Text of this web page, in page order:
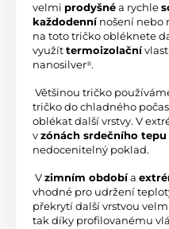
velmi prodyšné a rychle
každodenní nošení nebo
na toto tričko obléknete
využít termoizolační
nanosilver®.
Většinou tričko
tričko do chladného
oblékat další vrstvy. V
v zónách srdečního tepu
nedocenitelný poklad.
V zimním období a
vhodné pro udržení
překrytí další vrstvou
tak díky profilovanému